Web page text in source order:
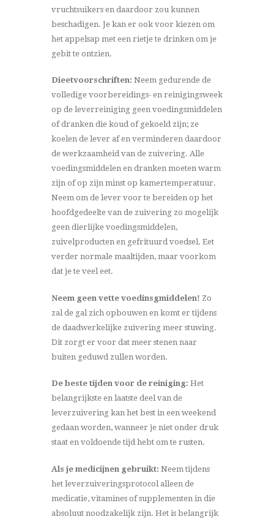
vruchtsuikers en daardoor zou kunnen
beschadigen. Je kan er ook voor kiezen om
het appelsap met een rietje te drinken om je
gebit te ontzien.
Dieetvoorschriften: Neem gedurende de
volledige voorbereidings- en reinigingsweek
op de leverreiniging geen voedingsmiddelen
of dranken die koud of gekoeld zijn; ze
koelen de lever af en verminderen daardoor
de werkzaamheid van de zuivering. Alle
voedingsmiddelen en dranken moeten warm
zijn of op zijn minst op kamertemperatuur.
Neem om de lever voor te bereiden op het
hoofdgedeelte van de zuivering zo mogelijk
geen dierlijke voedingsmiddelen,
zuivelproducten en gefrituurd voedsel. Eet
verder normale maaltijden, maar voorkom
dat je te veel eet.
Neem geen vette voedinsgmiddelen! Zo
zal de gal zich opbouwen en komt er tijdens
de daadwerkelijke zuivering meer stuwing.
Dit zorgt er voor dat meer stenen naar
buiten geduwd zullen worden.
De beste tijden voor de reiniging: Het
belangrijkste en laatste deel van de
leverzuivering kan het best in een weekend
gedaan worden, wanneer je niet onder druk
staat en voldoende tijd hebt om te rusten.
Als je medicijnen gebruikt: Neem tijdens
het leverzuiveringsprotocol alleen de
medicatie, vitamines of supplementen in die
absoluut noodzakelijk zijn. Het is belangrijk